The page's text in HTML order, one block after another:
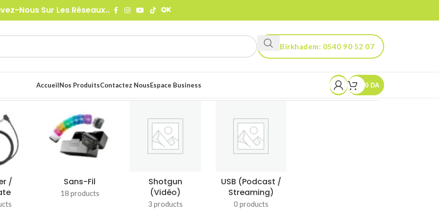
Nous Sur Les Réseaux..
Birkhadem: 0540 90 52 07
Kouba: 0560 90 52 03
AccueilNos ProduitsContactez NousEspace Business 0 DA
/
Sans-Fil
18 products
Shotgun
(Vidéo)
3 products
USB (Podcast /
Streaming)
0 products